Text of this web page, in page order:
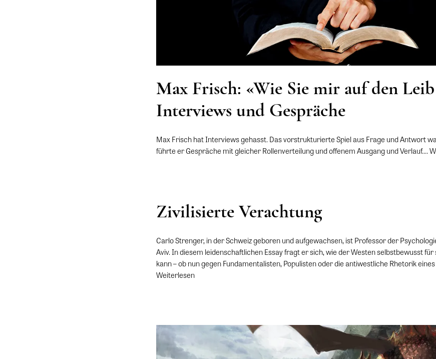
Max Frisch: «Wie Sie mir auf den
Interviews und Gespräche
Max Frisch hat Interviews gehasst. Das vorstrukturierte Spiel aus Frage und Antwort
führte er Gespräche mit gleicher Rollenverteilung und offenem Ausgang und Verlauf.…
Zivilisierte Verachtung
Carlo Strenger, in der Schweiz geboren und aufgewachsen, ist Professor der
Aviv. In diesem leidenschaftlichen Essay fragt er sich, wie der Westen selbstbewusst
kann – ob nun gegen Fundamentalisten, Populisten oder die antiwestliche Rhetorik
Weiterlesen